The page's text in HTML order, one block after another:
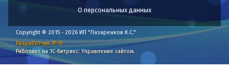
О персональных данных
Copyright © 2015 - 2026 ИП "Лазаренков К.С."
Разработчик IP-51
Работает на 1С-Битрикс: Управление сайтом.